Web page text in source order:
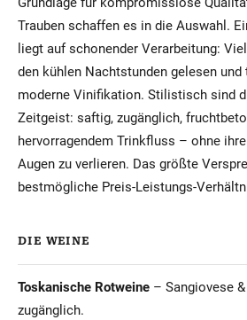
Trauben schaffen es in die Auswahl.
liegt auf schonender Verarbeitung:
den kühlen Nachtstunden gelesen
moderne Vinifikation. Stilistisch sind
Zeitgeist: saftig, zugänglich,
hervorragendem Trinkfluss – ohne
Augen zu verlieren. Das größte
bestmögliche Preis-Leistungs-
DIE WEINE
Toskanische Rotweine – Sangiovese
zugänglich.